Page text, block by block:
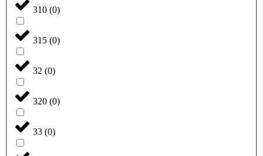
310 (0)
315 (0)
32 (0)
320 (0)
33 (0)